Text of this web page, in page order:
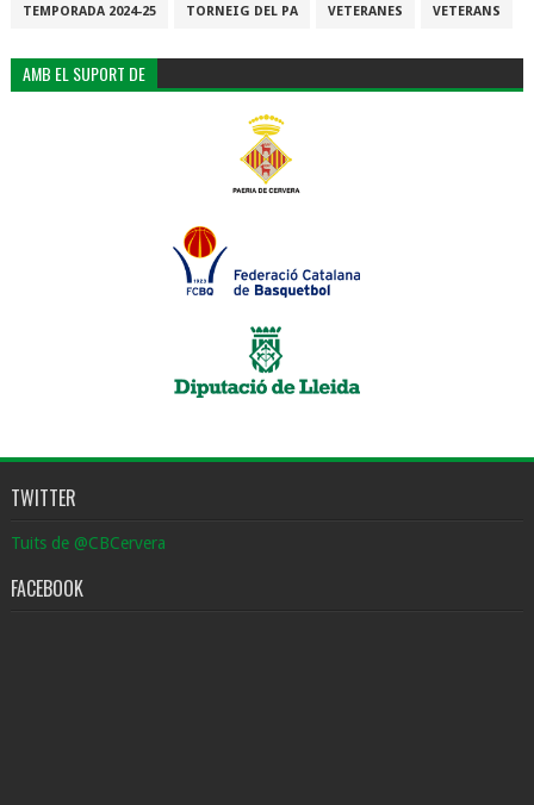
TEMPORADA 2024-25 TORNEIG DEL PA VETERANES VETERANS
AMB EL SUPORT DE
TWITTER
Tuits de @CBCervera
FACEBOOK